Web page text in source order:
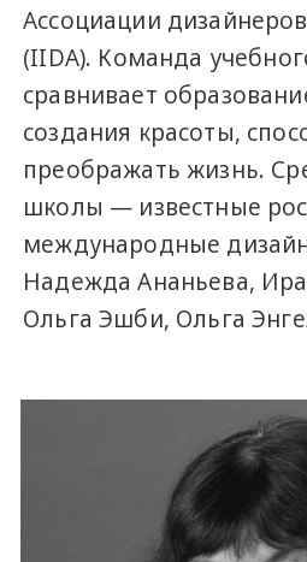
Ассоциации
(IIDA). Команда
сравнивает
создания красоты,
преображать жизнь.
школы — известные
международные
Надежда Ананьева,
Ольга Эшби, Ольга